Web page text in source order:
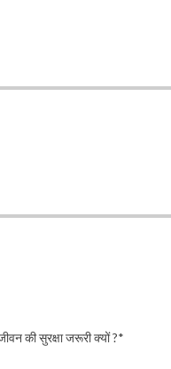
की सुरक्षा जरूरी क्यों ?*